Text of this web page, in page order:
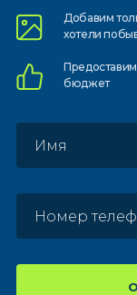
Добавим
хотели
Предоставим
бюджет